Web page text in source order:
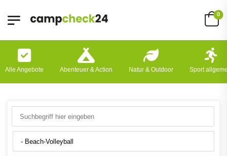
0
Alle Angebote Abenteuer & Action Natur & Outdoor Sport